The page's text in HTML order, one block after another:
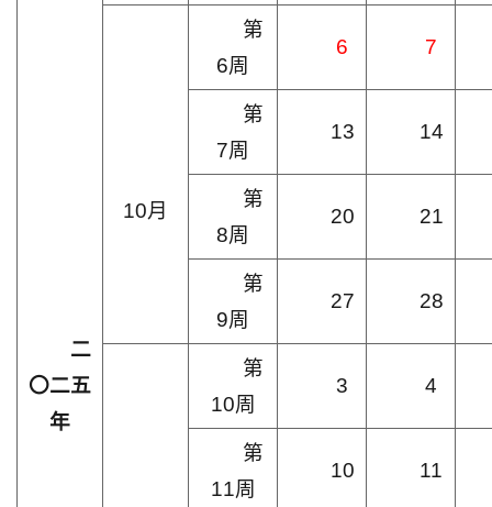
二
〇二五
年
10月
第
6周
6 7
第
7周
13 14
第
8周
20 21
第
9周
27 28
第
10周
3 4
第
11周
10 11